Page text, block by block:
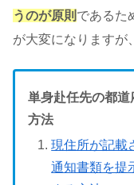
うのが原則 であるた
が大変になりますが
単身赴任先の都
方法
現住所が記載
通知書類を提